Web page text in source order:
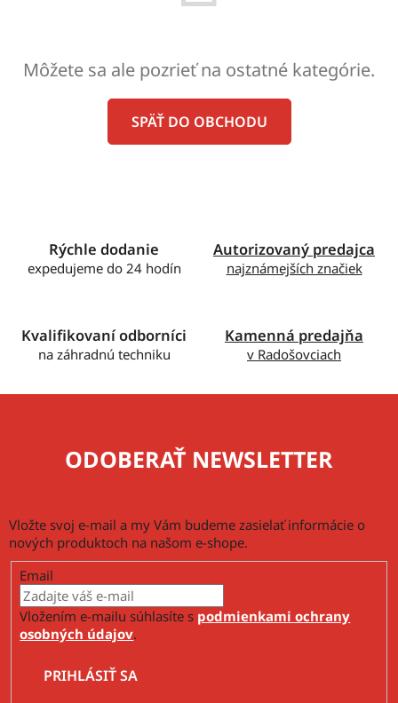
Môžete sa ale pozrieť na ostatné kategórie.
SPÄŤ DO OBCHODU
Rýchle dodanie
expedujeme do 24 hodín
Autorizovaný predajca
najznámejších značiek
Kvalifikovaní odborníci
na záhradnú techniku
Kamenná predajňa
v Radošovciach
ODOBERAŤ NEWSLETTER
Vložte svoj e-mail a my Vám budeme zasielať informácie o
nových produktoch na našom e-shope.
Email
Vložením e-mailu súhlasíte s podmienkami ochrany
osobných údajov.
PRIHLÁSIŤ SA